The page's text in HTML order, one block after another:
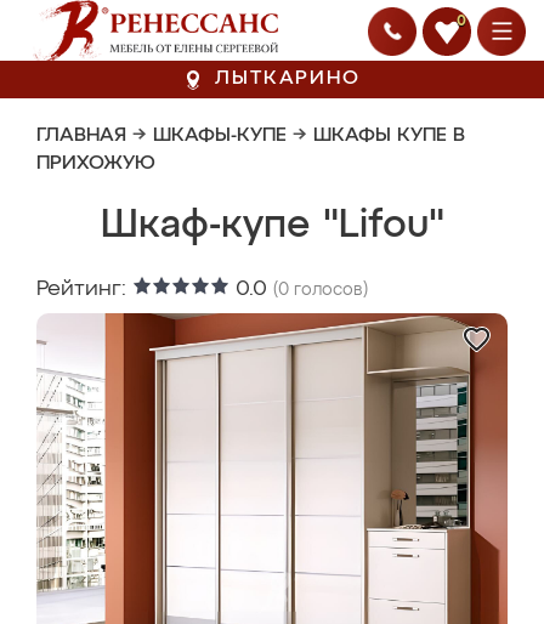
0
ЛЫТКАРИНО
ГЛАВНАЯ → ШКАФЫ-КУПЕ → ШКАФЫ КУПЕ В
ПРИХОЖУЮ
Шкаф-купе "Lifou"
Рейтинг: 0.0 (0 голосов)